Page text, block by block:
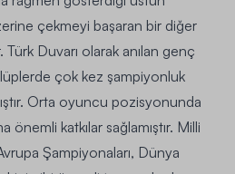
çekmeyi başaran bir diğer
Duvarı olarak anılan genç
çok kez şampiyonluk
Orta oyuncu pozisyonunda
önemli katkılar sağlamıştır. Milli
Şampiyonaları, Dünya